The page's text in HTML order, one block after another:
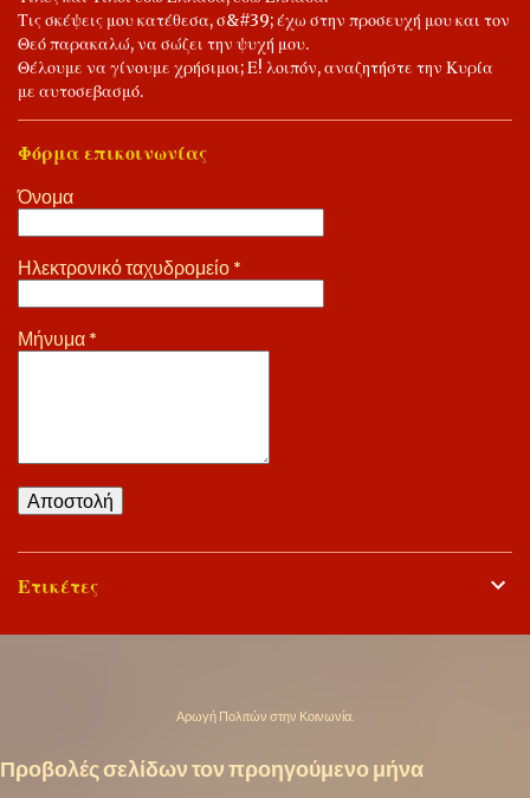
Τις σκέψεις μου κατέθεσα, σ&#39; έχω στην προσευχή μου και τον
Θεό παρακαλώ, να σώζει την ψυχή μου.
Θέλουμε να γίνουμε χρήσιμοι; Ε! λοιπόν, αναζητήστε την Κυρία
με αυτοσεβασμό.
Φόρμα επικοινωνίας
Όνομα
Ηλεκτρονικό ταχυδρομείο *
Μήνυμα *
Ετικέτες
Αρωγή Πολιτών στην Κοινωνία.
Προβολές σελίδων τον προηγούμενο μήνα